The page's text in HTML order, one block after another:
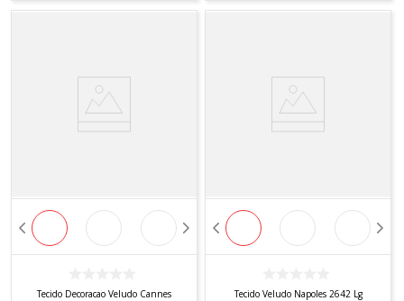
Tecido Decoracao Veludo Cannes
Tecido Veludo Napoles 2642 Lg